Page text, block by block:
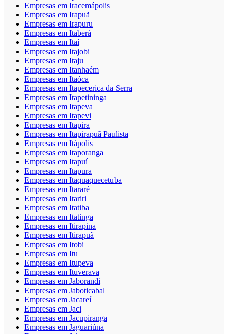
Empresas em Iracemápolis
Empresas em Irapuã
Empresas em Irapuru
Empresas em Itaberá
Empresas em Itaí
Empresas em Itajobi
Empresas em Itaju
Empresas em Itanhaém
Empresas em Itaóca
Empresas em Itapecerica da Serra
Empresas em Itapetininga
Empresas em Itapeva
Empresas em Itapevi
Empresas em Itapira
Empresas em Itapirapuã Paulista
Empresas em Itápolis
Empresas em Itaporanga
Empresas em Itapuí
Empresas em Itapura
Empresas em Itaquaquecetuba
Empresas em Itararé
Empresas em Itariri
Empresas em Itatiba
Empresas em Itatinga
Empresas em Itirapina
Empresas em Itirapuã
Empresas em Itobi
Empresas em Itu
Empresas em Itupeva
Empresas em Ituverava
Empresas em Jaborandi
Empresas em Jaboticabal
Empresas em Jacareí
Empresas em Jaci
Empresas em Jacupiranga
Empresas em Jaguariúna